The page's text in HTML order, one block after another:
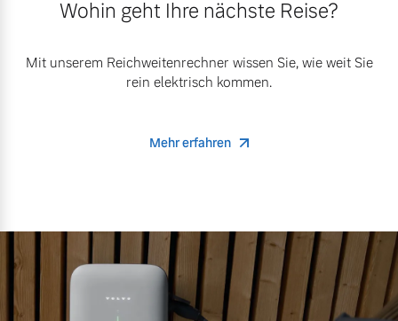
Wohin geht Ihre nächste Reise?
Mit unserem Reichweitenrechner wissen Sie, wie weit Sie
rein elektrisch kommen.
Mehr erfahren